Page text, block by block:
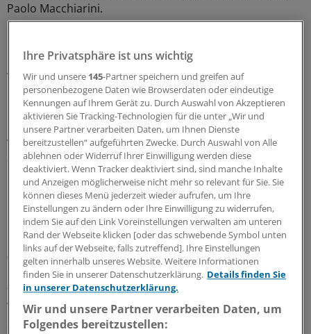
Paolo Macchiarini.
bereits Luftröhren toter Spender verpflanzt worden, die
von Spenderzellen befreit und mit patienteneigenen
Stammzellen besiedelt worden waren.
Die Besiedelung mit eigenen Stammzellen soll
verhindern, dass das Organ vom Immunsystem
abgestoßen wird.
Gewebezüchtung könnte neue
Behandlungsmöglichkeiten eröffnen
Mit dieser Technik des "Tissue Engineering"
(Gewebezüchtung) hoffen Forscher, neue
Behandlungsmöglichkeiten zu eröffnen. Insbesondere
für Patienten im Kindesalter könne dies ein großer
Vorteil sein, betonen die Mediziner, da für sie kaum
Spenderluftröhren zur Verfügung stünden.
Ihre Privatsphäre ist uns wichtig
Wir und unsere 145-Partner speichern und greifen auf
personenbezogene Daten wie Browserdaten oder eindeutige
Kennungen auf Ihrem Gerät zu. Durch Auswahl von Akzeptieren
aktivieren Sie Tracking-Technologien für die unter „Wir und
unsere Partner verarbeiten Daten, um Ihnen Dienste
bereitzustellen“ aufgeführten Zwecke. Durch Auswahl von Alle
ablehnen oder Widerruf Ihrer Einwilligung werden diese
deaktiviert. Wenn Tracker deaktiviert sind, sind manche Inhalte
und Anzeigen möglicherweise nicht mehr so relevant für Sie. Sie
können dieses Menü jederzeit wieder aufrufen, um Ihre
Einstellungen zu ändern oder Ihre Einwilligung zu widerrufen,
indem Sie auf den Link Voreinstellungen verwalten am unteren
Rand der Webseite klicken [oder das schwebende Symbol unten
links auf der Webseite, falls zutreffend]. Ihre Einstellungen
gelten innerhalb unseres Website. Weitere Informationen
finden Sie in unserer Datenschutzerklärung. Details finden Sie
in unserer Datenschutzerklärung.
Wir und unsere Partner verarbeiten Daten, um
Folgendes bereitzustellen: